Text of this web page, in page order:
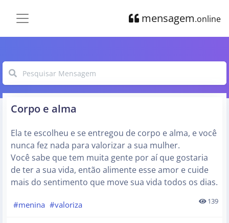
mensagem.online
Corpo e alma
Ela te escolheu e se entregou de corpo e alma, e você
nunca fez nada para valorizar a sua mulher.
Você sabe que tem muita gente por aí que gostaria
de ter a sua vida, então alimente esse amor e cuide
mais do sentimento que move sua vida todos os dias.
#menina #valoriza 139